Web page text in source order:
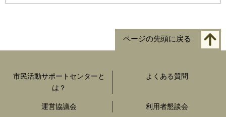
ページの先頭に戻る
市民活動サポートセンターと
は？
よくある質問
運営協議会 利用者懇談会